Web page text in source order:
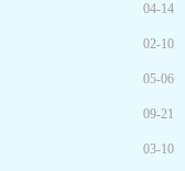
04-14
02-10
05-06
09-21
03-10